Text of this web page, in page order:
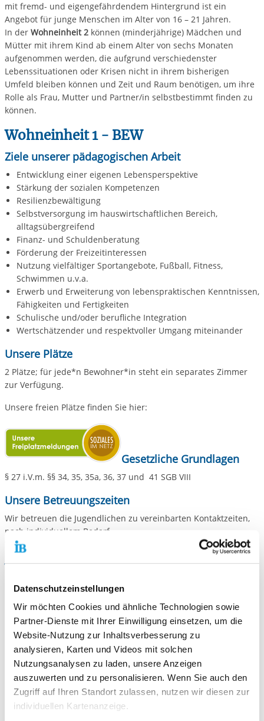
Datenschutzeinstellungen
Wir möchten Cookies und ähnliche Technologien sowie
Partner-Dienste mit Ihrer Einwilligung einsetzen, um die
Website-Nutzung zur Inhaltsverbesserung zu
analysieren, Karten und Videos mit solchen
Nutzungsanalysen zu laden, unsere Anzeigen
auszuwerten und zu personalisieren. Wenn Sie auch den
Zugriff auf Ihren Standort zulassen, nutzen wir diesen zur
individuellen Kartenanzeige.
mit fremd- und eigengefährdendem Hintergrund ist ein
Angebot für junge Menschen im Alter von 16 – 21 Jahren.
In der Wohneinheit 2können (minderjährige) Mädchen und
Mütter mit ihrem Kind ab einem Alter von sechs Monaten
aufgenommen werden, die aufgrund verschiedenster
Lebenssituationen oder Krisen nicht in ihrem bisherigen
Umfeld bleiben können und Zeit und Raum benötigen, um ihre
Rolle als Frau, Mutter und Partner/in selbstbestimmt finden zu
können.
Wohneinheit 1 - BEW
Ziele unserer pädagogischen Arbeit
Entwicklung einer eigenen Lebensperspektive
Stärkung der sozialen Kompetenzen
Resilienzbewältigung
Selbstversorgung im hauswirtschaftlichen Bereich,
alltagsübergreifend
Finanz- und Schuldenberatung
Förderung der Freizeitinteressen
Nutzung vielfältiger Sportangebote, Fußball, Fitness,
Schwimmen u.v.a.
Erwerb und Erweiterung von lebenspraktischen Kenntnissen,
Fähigkeiten und Fertigkeiten
Schulische und/oder berufliche Integration
Wertschätzender und respektvoller Umgang miteinander
Unsere Plätze
2 Plätze; für jede*n Bewohner*in steht ein separates Zimmer
zur Verfügung.
Unsere freien Plätze finden Sie hier:
Gesetzliche Grundlagen
§ 27 i.V.m. §§ 34, 35, 35a, 36, 37 und 41 SGB VIII
Unsere Betreuungszeiten
Wir betreuen die Jugendlichen zu vereinbarten Kontaktzeiten,
nach individuellem Bedarf.
Wir sind für sie rund um die Uhr telefonisch erreichbar.
Wohneinheit 2 - BEW MuKi
Ziele unserer pädagogischen Arbeit
Förderung ihrer individuellen und sozialen Entwicklung,
insbesondere in den Bereichen Problemlösungsfähigkeit,
Umgang mit dem Partner, Angehörigen und dem eigenen
Kind
Vermeidung oder Abbau von Benachteiligungen,
insbesondere in den Bereichen Bildung (Schule, berufliche
Qualifikation), Gesundheit (z.B. verantwortungsbewusster
Umgang mit dem eigenen Körper), soziale Integration und
Einbindung des Kindes in ein soziales Netzwerk